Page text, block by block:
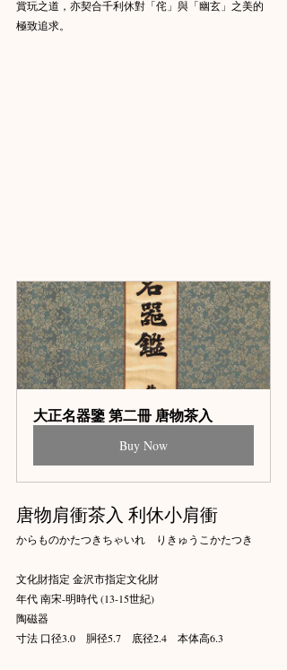
賞玩之道，亦契合千利休對「侘」與「幽玄」之美的
極致追求。
大正名器鑒 第二冊 唐物茶入
Buy Now
唐物肩衝茶入 利休小肩衝
からものかたつきちゃいれ　りきゅうこかたつき
文化財指定 金沢市指定文化財
年代 南宋-明時代 (13-15世紀)
陶磁器
寸法 口径3.0　胴径5.7　底径2.4　本体高6.3